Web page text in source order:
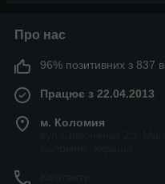
Про нас
96% позитивних з 837
Працює з 22.04.2013
м. Коломия